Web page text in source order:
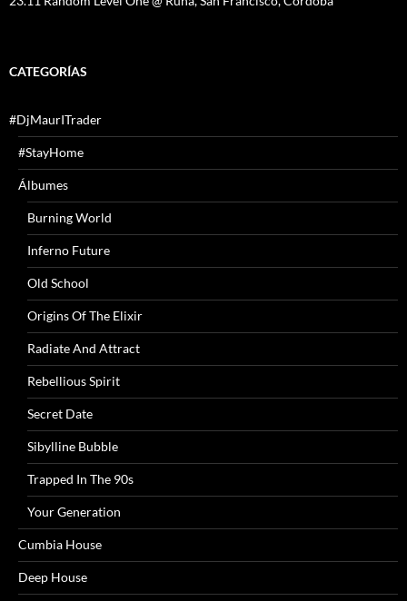
CATEGORÍAS
#DjMaurITrader
#StayHome
Álbumes
Burning World
Inferno Future
Old School
Origins Of The Elixir
Radiate And Attract
Rebellious Spirit
Secret Date
Sibylline Bubble
Trapped In The 90s
Your Generation
Cumbia House
Deep House